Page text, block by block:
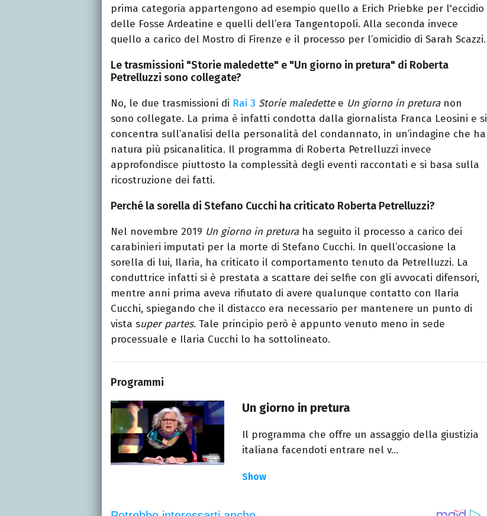
prima categoria appartengono ad esempio quello a Erich Priebke per l'eccidio
delle Fosse Ardeatine e quelli dell’era Tangentopoli. Alla seconda invece
quello a carico del Mostro di Firenze e il processo per l’omicidio di Sarah Scazzi.
Le trasmissioni "Storie maledette" e "Un giorno in pretura" di Roberta
Petrelluzzi sono collegate?
No, le due trasmissioni di Rai 3 Storie maledettee Un giorno in preturanon
sono collegate. La prima è infatti condotta dalla giornalista Franca Leosini e si
concentra sull’analisi della personalità del condannato, in un’indagine che ha
natura più psicanalitica. Il programma di Roberta Petrelluzzi invece
approfondisce piuttosto la complessità degli eventi raccontati e si basa sulla
ricostruzione dei fatti.
Perché la sorella di Stefano Cucchi ha criticato Roberta Petrelluzzi?
Nel novembre 2019 Un giorno in preturaha seguito il processo a carico dei
carabinieri imputati per la morte di Stefano Cucchi. In quell’occasione la
sorella di lui, Ilaria, ha criticato il comportamento tenuto da Petrelluzzi. La
conduttrice infatti si è prestata a scattare dei selfie con gli avvocati difensori,
mentre anni prima aveva rifiutato di avere qualunque contatto con Ilaria
Cucchi, spiegando che il distacco era necessario per mantenere un punto di
vista super partes. Tale principio però è appunto venuto meno in sede
processuale e Ilaria Cucchi lo ha sottolineato.
Programmi
Un giorno in pretura
Il programma che offre un assaggio della giustizia
italiana facendoti entrare nel v...
Show